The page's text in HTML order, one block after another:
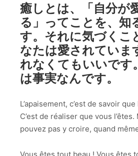
癒しとは、「自分が
る」ってことを、知
す。それに気づくこ
なたは愛されていま
れなくてもいいです
は事実なんです。
L’apaisement, c’est de savoir que
C’est de réaliser que vous
pouvez pas y croire, quand
Vous êtes tout beau ! Vous êtes